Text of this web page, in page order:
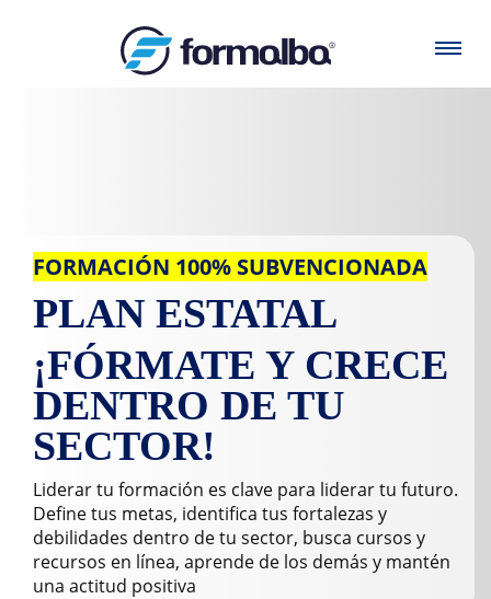
FORMACIÓN 100% SUBVENCIONADA
PLAN ESTATAL
¡FÓRMATE Y CRECE
DENTRO DE TU
SECTOR!
Liderar tu formación es clave para liderar tu futuro.
Define tus metas, identifica tus fortalezas y
debilidades dentro de tu sector, busca cursos y
recursos en línea, aprende de los demás y mantén
una actitud positiva